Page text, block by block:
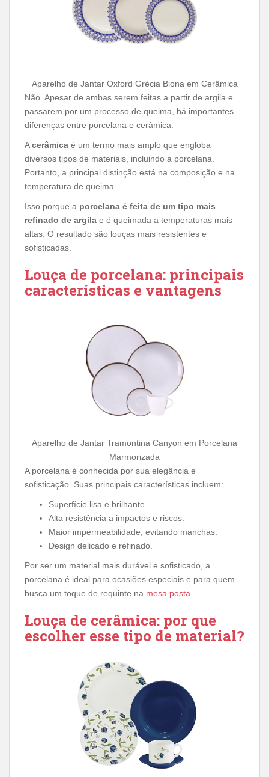
Aparelho de Jantar Oxford Grécia Biona em Cerâmica
Não. Apesar de ambas serem feitas a partir de argila e
passarem por um processo de queima, há importantes
diferenças entre porcelana e cerâmica.
Acerâmica é um termo mais amplo que engloba
diversos tipos de materiais, incluindo a porcelana.
Portanto, a principal distinção está na composição e na
temperatura de queima.
Isso porque a porcelana é feita de um tipo mais
refinado de argila e é queimada a temperaturas mais
altas. O resultado são louças mais resistentes e
sofisticadas.
Louça de porcelana: principais
características e vantagens
Aparelho de Jantar Tramontina Canyon em Porcelana
Marmorizada
A porcelana é conhecida por sua elegância e
sofisticação. Suas principais características incluem:
Superfície lisa e brilhante.
Alta resistência a impactos e riscos.
Maior impermeabilidade, evitando manchas.
Design delicado e refinado.
Por ser um material mais durável e sofisticado, a
porcelana é ideal para ocasiões especiais e para quem
busca um toque de requinte na mesa posta
Louça de cerâmica: por que
escolher esse tipo de material?